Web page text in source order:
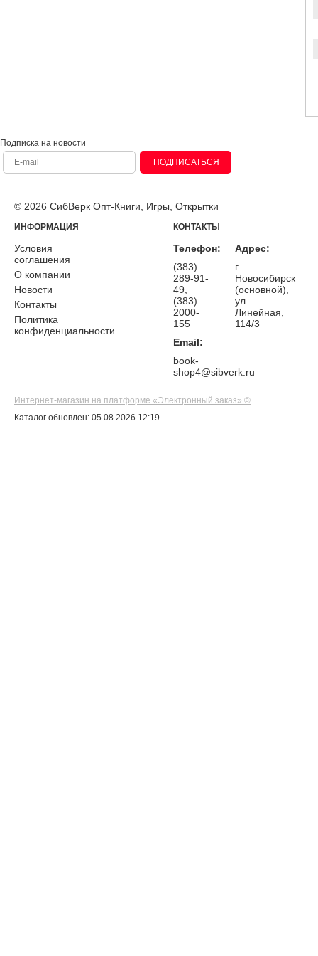
Подписка на новости
ПОДПИСАТЬСЯ
© 2026 СибВерк Опт-Книги, Игры, Открытки
ИНФОРМАЦИЯ
Условия
соглашения
О компании
Новости
Контакты
Политика
конфиденциальности
КОНТАКТЫ
Телефон:
(383)
289-91-
49,
(383)
2000-
155
Email:
book-
shop4@sibverk.ru
Адрес:
г.
Новосибирск
(основной),
ул.
Линейная,
114/3
Интернет-магазин на платформе «Электронный заказ» ©
Каталог обновлен: 05.08.2026 12:19